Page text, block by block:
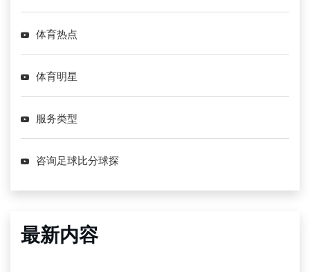
体育热点
体育明星
服务类型
咨询足球比分球探
最新内容